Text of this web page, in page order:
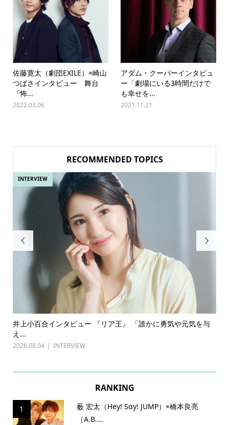
佐藤寛太（劇団EXILE）×崎山
つばさインタビュー 舞台
『怖...
2022.03.06
アダム・クーパーインタビュ
ー「劇場にいる3時間だけで
も幸せを...
2021.11.21
RECOMMENDED TOPICS

や元気を与
古川雄輝×長野凌大（原因は自分にある。）インタビ
2026.07.27
INTERVIEW

RANKING
1
薮 宏太（Hey! Sɑy! JUMP）×橋本良亮
（A.B....